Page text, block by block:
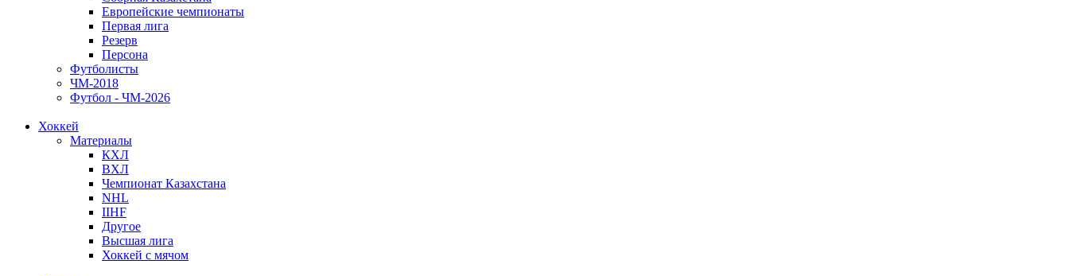
Европейские чемпионаты
Первая лига
Резерв
Персона
Футболисты
ЧМ-2018
Футбол - ЧМ-2026
Хоккей
Материалы
КХЛ
ВХЛ
Чемпионат Казахстана
NHL
IIHF
Другое
Высшая лига
Хоккей с мячом